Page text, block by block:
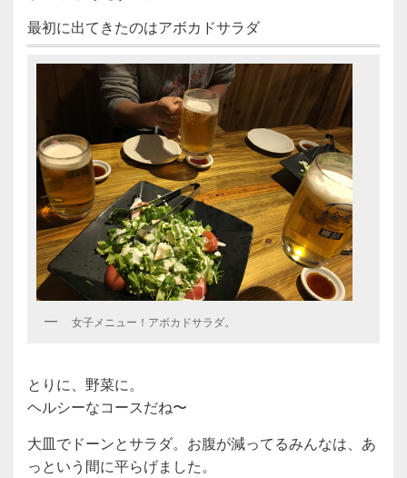
最初に出てきたのはアボカドサラダ
女子メニュー！アボカドサラダ。
とりに、野菜に。
ヘルシーなコースだね〜
大皿でドーンとサラダ。お腹が減ってるみんなは、あ
っという間に平らげました。